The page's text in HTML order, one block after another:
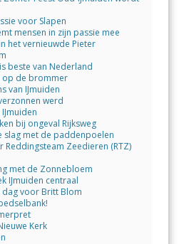
voor Slapen
mensen in zijn passie mee
het vernieuwde Pieter
beste van Nederland
op de brommer
van IJmuiden
werd
bij ongeval Rijksweg
slag met de paddenpoelen
Reddingsteam Zeedieren (RTZ)
met de Zonnebloem
IJmuiden centraal
dag voor Britt Blom
Kerk